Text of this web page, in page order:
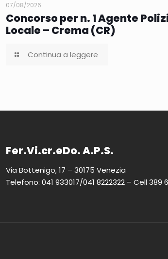
07/08/2026
Concorso per n. 1 Agente
Locale – Crema (CR)
Continua a leggere
Fer.Vi.cr.eDo. A.P.S.
Via Bottenigo, 17 – 30175 Venezia
Telefono: 041 933017/041 8222322 – Cell